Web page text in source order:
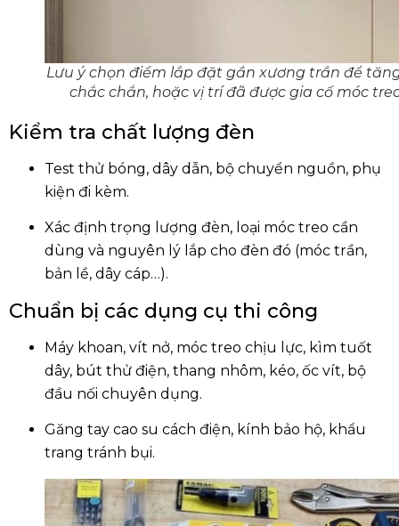
Lưu ý chọn điểm lắp đặt gần xương trần để
chắc chắn, hoặc vị trí đã được gia cố móc
Kiểm tra chất lượng đèn
Test thử bóng, dây dẫn, bộ chuyển nguồn, phụ
kiện đi kèm.
Xác định trọng lượng đèn, loại móc treo cần
dùng và nguyên lý lắp cho đèn đó (móc trần,
bản lề, dây cáp…).
Chuẩn bị các dụng cụ thi công
Máy khoan, vít nở, móc treo chịu lực, kìm tuốt
dây, bút thử điện, thang nhôm, kéo, ốc vít, bộ
đầu nối chuyên dụng.
Găng tay cao su cách điện, kính bảo hộ, khẩu
trang tránh bụi.